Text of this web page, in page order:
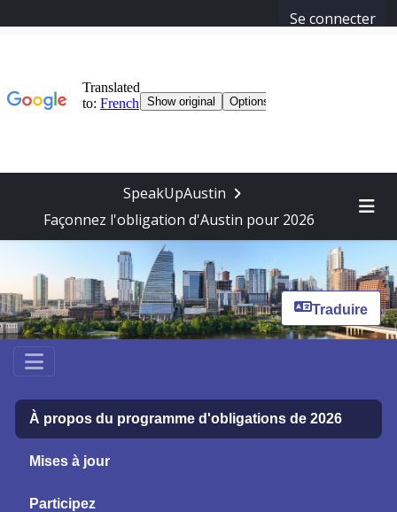
Se connecter
SpeakUpAustin
Façonnez l'obligation d'Austin pour 2026
Traduire
À propos du programme d'obligations de 2026
Mises à jour
Participez